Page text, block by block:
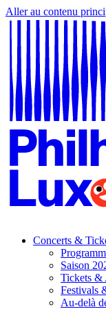
Aller au contenu
Concerts &
Saison
Tickets &
Festivals
Au-delà